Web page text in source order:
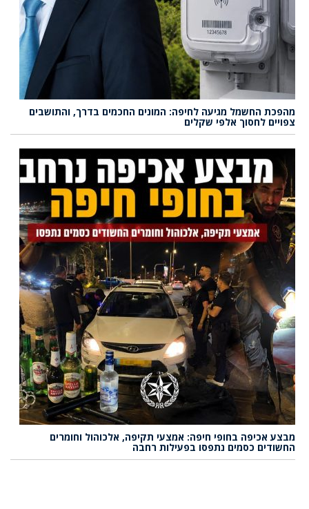
מהפכת החשמל מגיעה לחיפה: המונים החכמים בדרך, והתושבים
צפויים לחסוך אלפי שקלים
מבצע אכיפה בחופי חיפה: אמצעי תקיפה, אלכוהול וחומרים
החשודים כסמים נתפסו בפעילות רחבה